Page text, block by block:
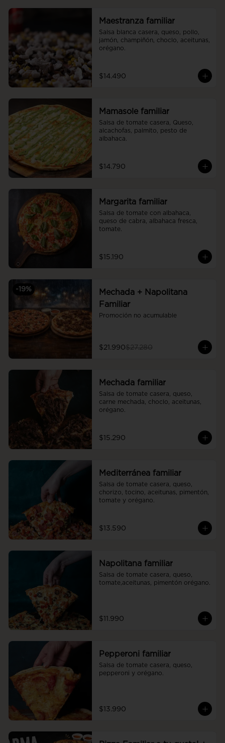
Maestranza familiar
Salsa blanca casera, queso, pollo,
jamón, champiñón, choclo, aceitunas,
orégano.
$14.490
Mamasole familiar
Salsa de tomate casera, Queso,
alcachofas, palmito, pesto de
albahaca.
$14.790
Margarita familiar
Salsa de tomate con albahaca,
queso de cabra, albahaca fresca,
tomate.
$15.190
-19%
Mechada + Napolitana
Familiar
Promoción no acumulable
$21.990$27.280
Mechada familiar
Salsa de tomate casera, queso,
carne mechada, choclo, aceitunas,
orégano.
$15.290
Mediterránea familiar
Salsa de tomate casera, queso,
chorizo, tocino, aceitunas, pimentón,
tomate y orégano.
$13.590
Napolitana familiar
Salsa de tomate casera, queso,
tomate,aceitunas, pimentón orégano.
$11.990
Pepperoni familiar
Salsa de tomate casera, queso,
pepperoni y orégano.
$13.990